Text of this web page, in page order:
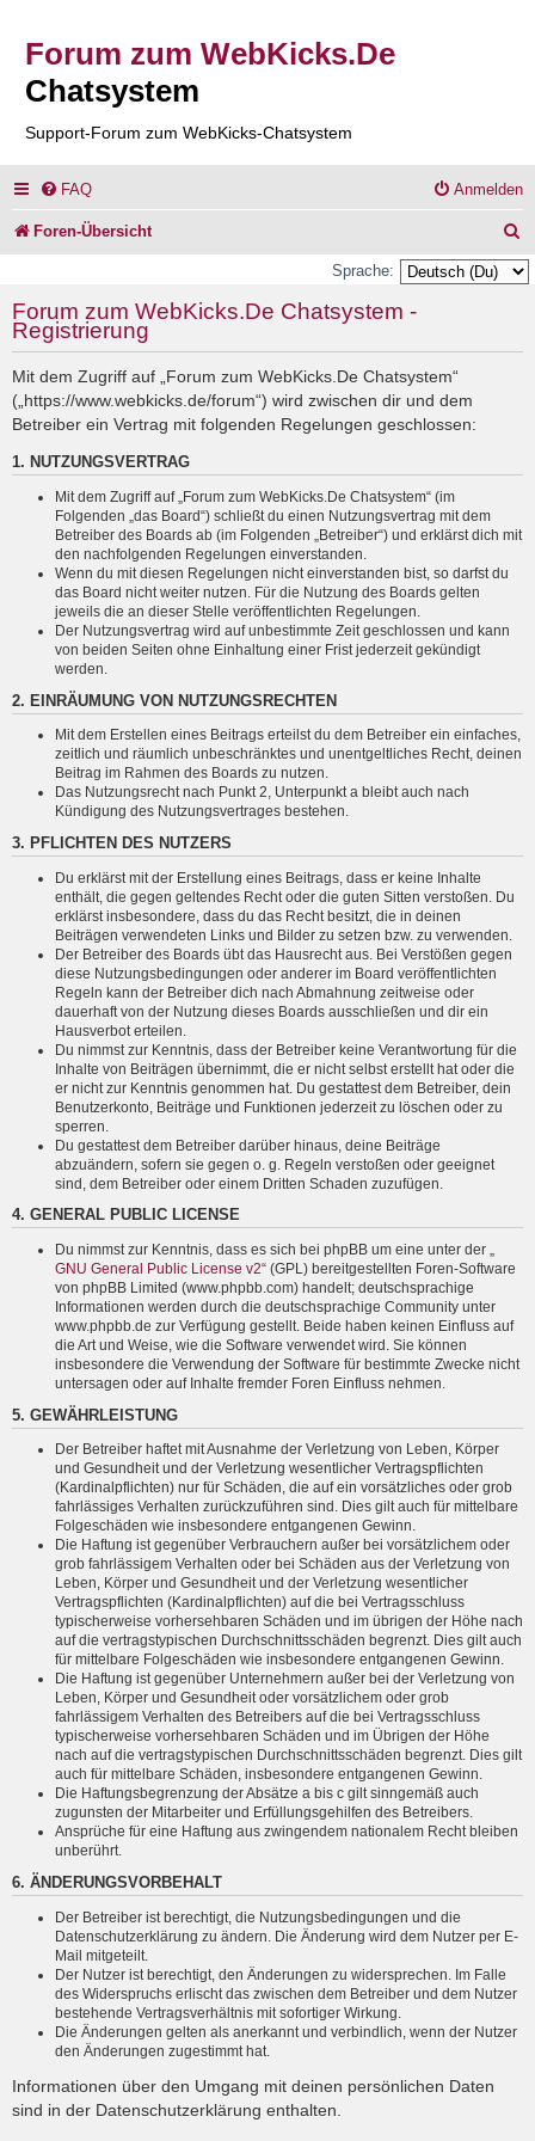
Forum zum WebKicks.De
Chatsystem
Support-Forum zum WebKicks-Chatsystem
FAQ Anmelden
Foren-Übersicht
u
Sprache:
Forum zum WebKicks.De Chatsystem -
Registrierung
Mit dem Zugriff auf „Forum zum WebKicks.De Chatsystem“
(„https://www.webkicks.de/forum“) wird zwischen dir und dem
Betreiber ein Vertrag mit folgenden Regelungen geschlossen:
1. NUTZUNGSVERTRAG
Mit dem Zugriff auf „Forum zum WebKicks.De Chatsystem“ (im
Folgenden „das Board“) schließt du einen Nutzungsvertrag mit dem
Betreiber des Boards ab (im Folgenden „Betreiber“) und erklärst dich mit
den nachfolgenden Regelungen einverstanden.
Wenn du mit diesen Regelungen nicht einverstanden bist, so darfst du
das Board nicht weiter nutzen. Für die Nutzung des Boards gelten
jeweils die an dieser Stelle veröffentlichten Regelungen.
Der Nutzungsvertrag wird auf unbestimmte Zeit geschlossen und kann
von beiden Seiten ohne Einhaltung einer Frist jederzeit gekündigt
werden.
2. EINRÄUMUNG VON NUTZUNGSRECHTEN
Mit dem Erstellen eines Beitrags erteilst du dem Betreiber ein einfaches,
zeitlich und räumlich unbeschränktes und unentgeltliches Recht, deinen
Beitrag im Rahmen des Boards zu nutzen.
Das Nutzungsrecht nach Punkt 2, Unterpunkt a bleibt auch nach
Kündigung des Nutzungsvertrages bestehen.
3. PFLICHTEN DES NUTZERS
Du erklärst mit der Erstellung eines Beitrags, dass er keine Inhalte
enthält, die gegen geltendes Recht oder die guten Sitten verstoßen. Du
erklärst insbesondere, dass du das Recht besitzt, die in deinen
Beiträgen verwendeten Links und Bilder zu setzen bzw. zu verwenden.
Der Betreiber des Boards übt das Hausrecht aus. Bei Verstößen gegen
diese Nutzungsbedingungen oder anderer im Board veröffentlichten
Regeln kann der Betreiber dich nach Abmahnung zeitweise oder
dauerhaft von der Nutzung dieses Boards ausschließen und dir ein
Hausverbot erteilen.
Du nimmst zur Kenntnis, dass der Betreiber keine Verantwortung für die
Inhalte von Beiträgen übernimmt, die er nicht selbst erstellt hat oder die
er nicht zur Kenntnis genommen hat. Du gestattest dem Betreiber, dein
Benutzerkonto, Beiträge und Funktionen jederzeit zu löschen oder zu
sperren.
Du gestattest dem Betreiber darüber hinaus, deine Beiträge
abzuändern, sofern sie gegen o. g. Regeln verstoßen oder geeignet
sind, dem Betreiber oder einem Dritten Schaden zuzufügen.
4. GENERAL PUBLIC LICENSE
Du nimmst zur Kenntnis, dass es sich bei phpBB um eine unter der „
GNU General Public License v2“ (GPL) bereitgestellten Foren-Software
von phpBB Limited (www.phpbb.com) handelt; deutschsprachige
Informationen werden durch die deutschsprachige Community unter
www.phpbb.de zur Verfügung gestellt. Beide haben keinen Einfluss auf
die Art und Weise, wie die Software verwendet wird. Sie können
insbesondere die Verwendung der Software für bestimmte Zwecke nicht
untersagen oder auf Inhalte fremder Foren Einfluss nehmen.
5. GEWÄHRLEISTUNG
Der Betreiber haftet mit Ausnahme der Verletzung von Leben, Körper
und Gesundheit und der Verletzung wesentlicher Vertragspflichten
(Kardinalpflichten) nur für Schäden, die auf ein vorsätzliches oder grob
fahrlässiges Verhalten zurückzuführen sind. Dies gilt auch für mittelbare
Folgeschäden wie insbesondere entgangenen Gewinn.
Die Haftung ist gegenüber Verbrauchern außer bei vorsätzlichem oder
grob fahrlässigem Verhalten oder bei Schäden aus der Verletzung von
Leben, Körper und Gesundheit und der Verletzung wesentlicher
Vertragspflichten (Kardinalpflichten) auf die bei Vertragsschluss
typischerweise vorhersehbaren Schäden und im übrigen der Höhe nach
auf die vertragstypischen Durchschnittsschäden begrenzt. Dies gilt auch
für mittelbare Folgeschäden wie insbesondere entgangenen Gewinn.
Die Haftung ist gegenüber Unternehmern außer bei der Verletzung von
Leben, Körper und Gesundheit oder vorsätzlichem oder grob
fahrlässigem Verhalten des Betreibers auf die bei Vertragsschluss
typischerweise vorhersehbaren Schäden und im Übrigen der Höhe
nach auf die vertragstypischen Durchschnittsschäden begrenzt. Dies gilt
auch für mittelbare Schäden, insbesondere entgangenen Gewinn.
Die Haftungsbegrenzung der Absätze a bis c gilt sinngemäß auch
zugunsten der Mitarbeiter und Erfüllungsgehilfen des Betreibers.
Ansprüche für eine Haftung aus zwingendem nationalem Recht bleiben
unberührt.
6. ÄNDERUNGSVORBEHALT
Der Betreiber ist berechtigt, die Nutzungsbedingungen und die
Datenschutzerklärung zu ändern. Die Änderung wird dem Nutzer per E-
Mail mitgeteilt.
Der Nutzer ist berechtigt, den Änderungen zu widersprechen. Im Falle
des Widerspruchs erlischt das zwischen dem Betreiber und dem Nutzer
bestehende Vertragsverhältnis mit sofortiger Wirkung.
Die Änderungen gelten als anerkannt und verbindlich, wenn der Nutzer
den Änderungen zugestimmt hat.
Informationen über den Umgang mit deinen persönlichen Daten
sind in der Datenschutzerklärung enthalten.